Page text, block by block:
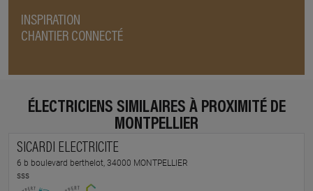
INSPIRATION
CHANTIER CONNECTÉ
ÉLECTRICIENS SIMILAIRES À PROXIMITÉ DE
MONTPELLIER
SICARDI ELECTRICITE
6 b boulevard berthelot, 34000 MONTPELLIER
sss